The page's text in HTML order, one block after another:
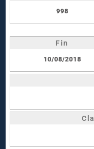
998
Fin
10/08/2018